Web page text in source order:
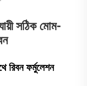
সঠিক মোম-
রিবন ফর্মুলেশন